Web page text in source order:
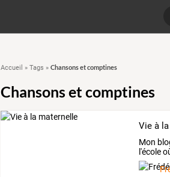
Accueil » Tags » Chansons et comptines
Chansons et comptines
Vie à
Mon
l'école